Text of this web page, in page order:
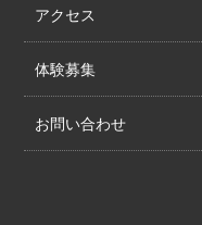
アクセス
体験募集
お問い合わせ